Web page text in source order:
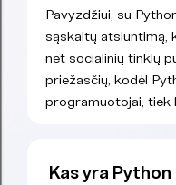
Pavyzdžiui, su
sąskaitų atsiuntimą,
net socialinių tinklų
priežasčių, kodėl
programuotojai, tiek
Kas yra